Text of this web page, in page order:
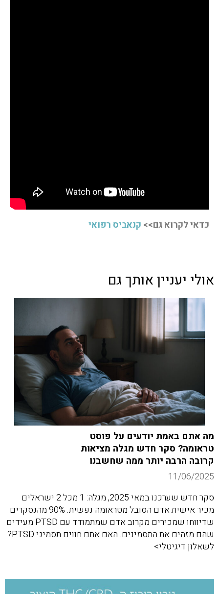
כדאי לקרוא גם>> קנאביס רפואי
אולי יעניין אותך גם
מה אתם באמת יודעים על פוסט
טראומה? סקר חדש מגלה מציאות
קרובה הרבה יותר ממה שחשבנו
11/06/2025
סקר חדש שערכנו במאי 2025, מגלה: 1 מכל 2 ישראלים
מכיר אישית אדם הסובל מטראומה נפשית. 90% מהנסקרים
שדיווחו שמכירים מקרוב אדם שמתמודד עם PTSD מעידים
שהם מזהים את התסמינים. האם אתם חווים תסמיני PTSD?
לשאלון דיגיטלי>